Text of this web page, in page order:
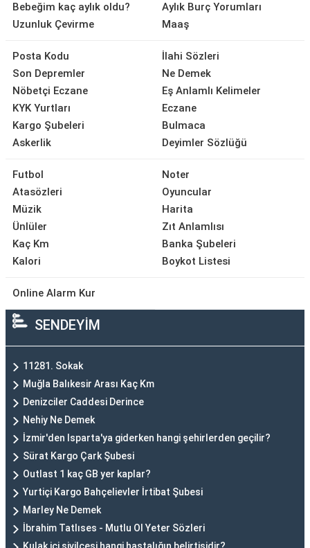
Bebeğim kaç aylık oldu?
Uzunluk Çevirme
Aylık Burç Yorumları
Maaş
Posta Kodu
Son Depremler
Nöbetçi Eczane
KYK Yurtları
Kargo Şubeleri
Askerlik
İlahi Sözleri
Ne Demek
Eş Anlamlı Kelimeler
Eczane
Bulmaca
Deyimler Sözlüğü
Futbol
Atasözleri
Müzik
Ünlüler
Kaç Km
Kalori
Noter
Oyuncular
Harita
Zıt Anlamlısı
Banka Şubeleri
Boykot Listesi
Online Alarm Kur
SENDEYİM
11281. Sokak
Muğla Balıkesir Arası Kaç Km
Denizciler Caddesi Derince
Nehiy Ne Demek
İzmir'den Isparta'ya giderken hangi şehirlerden geçilir?
Sürat Kargo Çark Şubesi
Outlast 1 kaç GB yer kaplar?
Yurtiçi Kargo Bahçelievler İrtibat Şubesi
Marley Ne Demek
İbrahim Tatlıses - Mutlu Ol Yeter Sözleri